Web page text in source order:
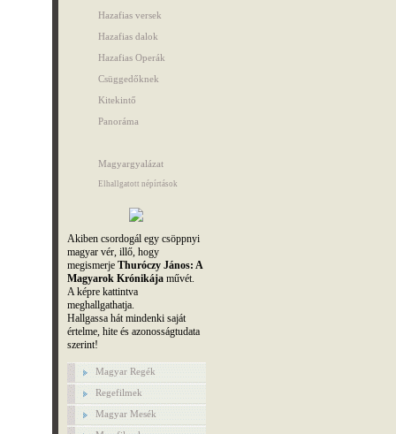
Hazafias versek
Hazafias dalok
Hazafias Operák
Csüggedőknek
Kitekintő
Panoráma
Magyargyalázat
Elhallgatott népírtások
Akiben csordogál egy csöppnyi
magyar vér, illő, hogy
megismerje Thuróczy János: A
Magyarok Krónikájaművét.
A képre kattintva
meghallgathatja.
Hallgassa hát mindenki saját
értelme, hite és azonosságtudata
szerint!
Magyar Regék
Regefilmek
Magyar Mesék